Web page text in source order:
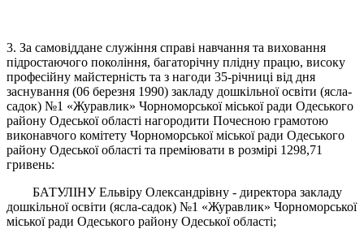
3. За самовіддане служіння справі навчання та виховання
підростаючого покоління, багаторічну плідну працю, високу
професійну майстерність та з нагоди 35-річниці від дня
заснування (06 березня 1990) закладу дошкільної освіти (ясла-
садок) №1 «Журавлик» Чорноморської міської ради Одеського
району Одеської області нагородити Почесною грамотою
виконавчого комітету Чорноморської міської ради Одеського
району Одеської області та преміювати в розмірі 1298,71
гривень:
БАТУЛІНУ Ельвіру Олександрівну - директора закладу
дошкільної освіти (ясла-садок) №1 «Журавлик» Чорноморської
міської ради Одеського району Одеської області;